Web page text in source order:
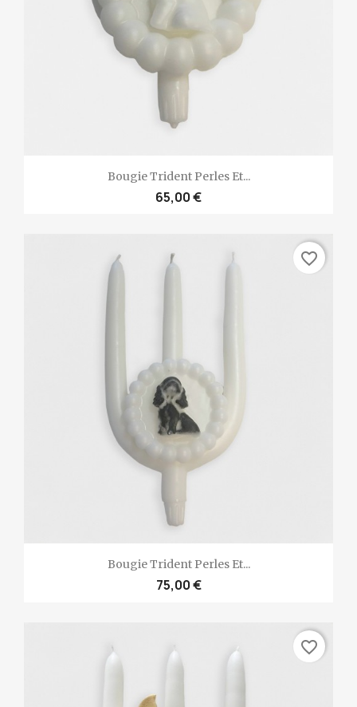
Bougie Trident Perles Et...
65,00 €
Bougie Trident Perles Et...
75,00 €
favorite_border
favorite_border